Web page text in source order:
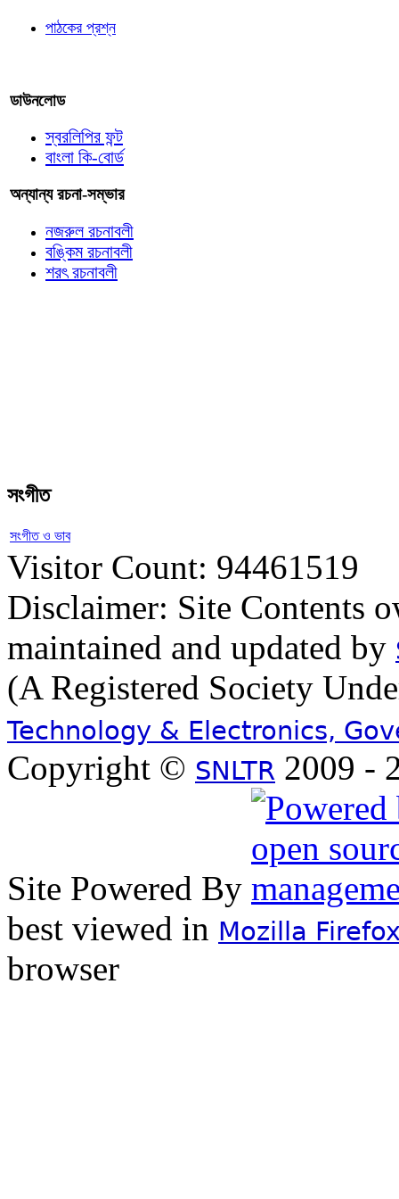
পাঠকের প্রশ্ন
ডাউনলোড
স্বরলিপির ফন্ট
বাংলা কি-বোর্ড
অন্যান্য রচনা-সম্ভার
নজরুল রচনাবলী
বঙ্কিম রচনাবলী
শরৎ রচনাবলী
সংগীত
সংগীত ও ভাব
Visitor Count: 94461519
Disclaimer: Site Contents
maintained and updated by
(A Registered Society
Technology & Electronics,
Copyright © SNLTR 2009 -
Site Powered By
best viewed in Mozilla
browser